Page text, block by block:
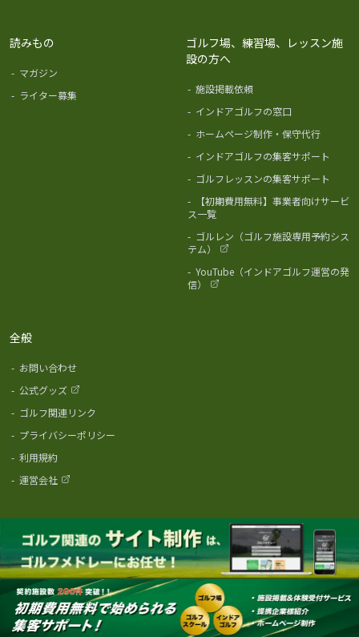
読みもの
- マガジン
- ライター募集
ゴルフ場、練習場、レッスン施
設の方へ
- 施設掲載依頼
- インドアゴルフの窓口
- ホームページ制作・保守代行
- インドアゴルフの集客サポート
- ゴルフレッスンの集客サポート
-
【初期費用無料】事業者向けサービ
ス一覧
- ゴルレン（ゴルフ施設専用予約シス
テム）
- YouTube（インドアゴルフ運営の発
信）
全般
- お問い合わせ
- 公式グッズ
- ゴルフ関連リンク
- プライバシーポリシー
- 利用規約
- 運営会社